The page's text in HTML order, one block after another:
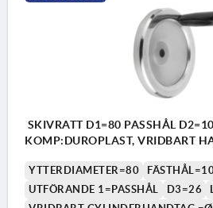
SKIVRATT D1=80 PASSHÅL
KOMP:DUROPLAST, VRIDBART
YTTERDIAMETER=80
UTFÖRANDE 1=PASSHÅL
D3=26